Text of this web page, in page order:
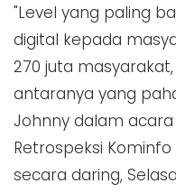
"Level yang paling
digital kepada
270 juta
antaranya yang
Johnny dalam acara
Retrospeksi Kominfo
secara daring,